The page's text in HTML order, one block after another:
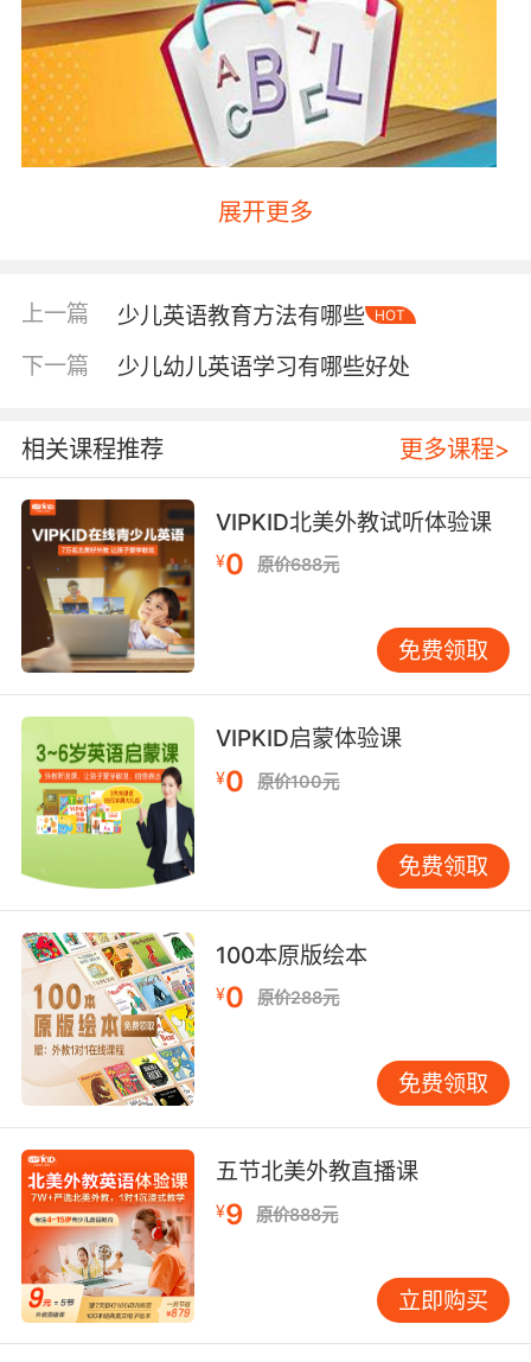
A : What do you want for your birthday from
your parents?
B : I don't know. Maybe a pair of new shoes.
You will soon use it at college.
B : That's a dandy idea. Thank you for
reminding me.
【翻译1】
A：你生日的时候想让父母送什么礼物给你？
B：不知道。或许一双新鞋。
A：干嘛不让他们买台电脑呢？很快你上大学就用
得到了。
B：好主意。谢谢你提醒我。
【对话2】
A : There's a question l'm not sure whether it
is suitable to ask.
you.
A : When you go dinner with John, who feets
the bill?
B : Why asking that? It's often the sort of
Dutch treat.
【翻译2】
A：有个问题，我不知道能不能问。
B : 你知道我对你可没什么保密的。
A : 你和约翰出去吃饭时，是谁付账的？
B : 问这干什么？一般都是各付各的。
展开更多
上一篇 少儿英语教育方法有哪些 HOT
下一篇 少儿幼儿英语学习有哪些好处
相关课程推荐 更多课程>
VIPKID北美外教试听体验课
¥0 原价688元
免费领取
VIPKID启蒙体验课
¥0 原价100元
免费领取
100本原版绘本
¥0 原价288元
免费领取
五节北美外教直播课
¥9 原价888元
立即购买